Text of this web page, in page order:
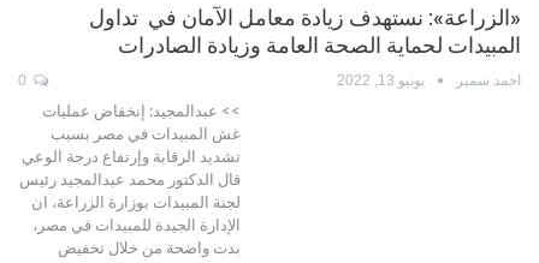
«الزراعة»: نستهدف زيادة معامل الآمان في تداول
المبيدات لحماية الصحة العامة وزيادة الصادرات
احمد سمير يونيو 13, 2022
>> عبدالمجيد: إنخفاض عمليات
غش المبيدات في مصر بسبب
تشديد الرقابة وإرتفاع درجة الوعي
قال الدكتور محمد عبدالمجيد رئيس
لجنة المبيدات بوزارة الزراعة، ان
الإدارة الجيدة للمبيدات في مصر،
بدت واضحة من خلال تخفيض